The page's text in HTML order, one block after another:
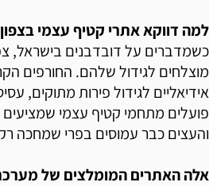
למה דווקא אתרי קטיף עצמי
כשמדברים על דובדבנים בישראל,
מוצלחים לגידול שלהם. החורפים
אידיאליים לגידול פירות מתוקים,
פועלים מתחמי קטיף עצמי שמציעים
והעצים כבר עמוסים בפרי שמחכה רק
אלה האתרים המומלצים של מערכת